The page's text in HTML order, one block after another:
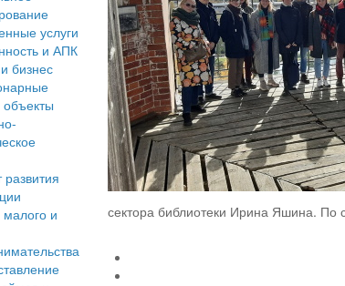
услуги
и АПК
бизнес
объекты
малого и
сектора библиотеки Ирина Яшина. По